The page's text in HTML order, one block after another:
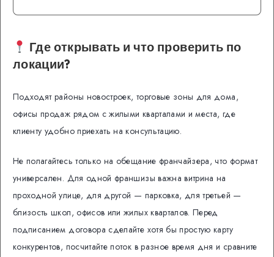
Где открывать и что проверить по
локации?
Подходят районы новостроек, торговые зоны для дома,
офисы продаж рядом с жилыми кварталами и места, где
клиенту удобно приехать на консультацию.
Не полагайтесь только на обещание франчайзера, что формат
универсален. Для одной франшизы важна витрина на
проходной улице, для другой — парковка, для третьей —
близость школ, офисов или жилых кварталов. Перед
подписанием договора сделайте хотя бы простую карту
конкурентов, посчитайте поток в разное время дня и сравните